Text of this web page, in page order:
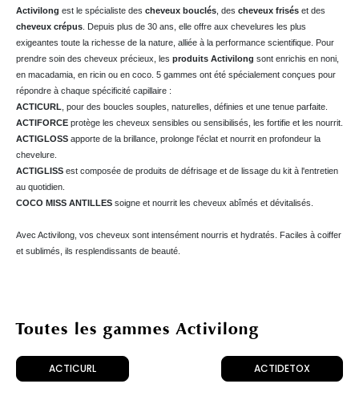
Activilong est le spécialiste des cheveux bouclés , des cheveux frisés et des
cheveux crépus . Depuis plus de 30 ans, elle offre aux chevelures les plus
exigeantes toute la richesse de la nature, alliée à la performance scientifique. Pour
prendre soin des cheveux précieux, les produits Activilong sont enrichis en noni,
en macadamia, en ricin ou en coco. 5 gammes ont été spécialement conçues pour
répondre à chaque spécificité capillaire :
ACTICURL , pour des boucles souples, naturelles, définies et une tenue parfaite.
ACTIFORCE protège les cheveux sensibles ou sensibilisés, les fortifie et les nourrit.
ACTIGLOSS apporte de la brillance, prolonge l'éclat et nourrit en profondeur la
chevelure.
ACTIGLISS est composée de produits de défrisage et de lissage du kit à l'entretien
au quotidien.
COCO MISS ANTILLES soigne et nourrit les cheveux abîmés et dévitalisés.
Avec Activilong, vos cheveux sont intensément nourris et hydratés. Faciles à coiffer
et sublimés, ils resplendissants de beauté.
Toutes les gammes Activilong
ACTICURL ACTIDETOX